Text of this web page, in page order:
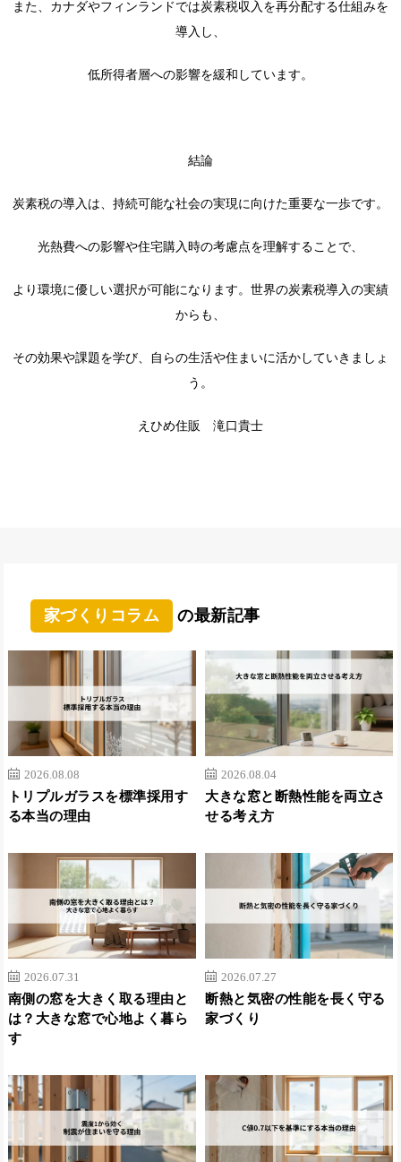
また、カナダやフィンランドでは炭素税収入を再分配する仕組みを
導入し、
低所得者層への影響を緩和しています。
結論
炭素税の導入は、持続可能な社会の実現に向けた重要な一歩です。
光熱費への影響や住宅購入時の考慮点を理解することで、
より環境に優しい選択が可能になります。世界の炭素税導入の実績
からも、
その効果や課題を学び、自らの生活や住まいに活かしていきましょ
う。
えひめ住販 滝口貴士
家づくりコラム の最新記事
2026.08.08
トリプルガラスを標準採用す
る本当の理由
2026.08.04
大きな窓と断熱性能を両立さ
せる考え方
2026.07.31
南側の窓を大きく取る理由と
は？大きな窓で心地よく暮ら
す
2026.07.27
断熱と気密の性能を長く守る
家づくり